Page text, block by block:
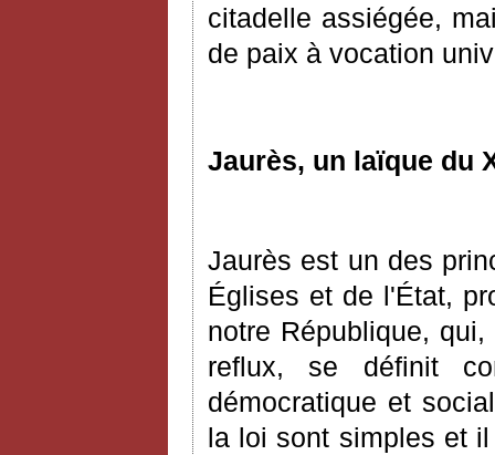
citadelle assiégée,
de paix à vocation
Jaurès, un laïque du
Jaurès est un des
Églises et de l'État,
notre République,
reflux, se définit
démocratique et
la loi sont simples et